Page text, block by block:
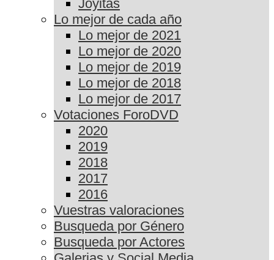
Joyitas
Lo mejor de cada año
Lo mejor de 2021
Lo mejor de 2020
Lo mejor de 2019
Lo mejor de 2018
Lo mejor de 2017
Votaciones ForoDVD
2020
2019
2018
2017
2016
Vuestras valoraciones
Busqueda por Género
Busqueda por Actores